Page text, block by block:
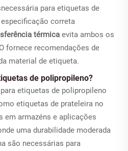
para etiquetas de
correta
térmica evita ambos os
fornece recomendações de
material de etiqueta.
de polipropileno?
etiquetas de polipropileno
etiquetas de prateleira no
em armazéns e aplicações
uma durabilidade moderada
são necessárias para